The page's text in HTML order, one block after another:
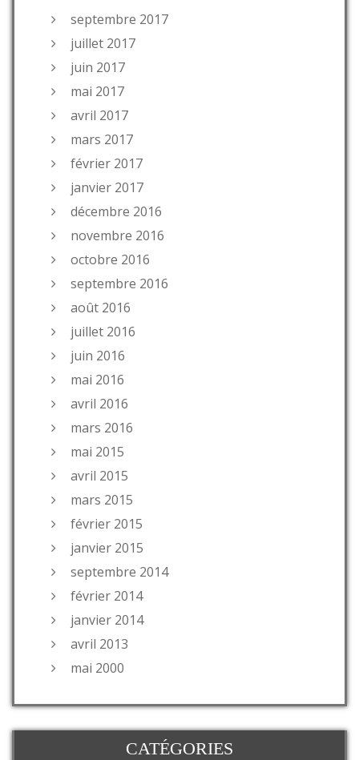
septembre 2017
juillet 2017
juin 2017
mai 2017
avril 2017
mars 2017
février 2017
janvier 2017
décembre 2016
novembre 2016
octobre 2016
septembre 2016
août 2016
juillet 2016
juin 2016
mai 2016
avril 2016
mars 2016
mai 2015
avril 2015
mars 2015
février 2015
janvier 2015
septembre 2014
février 2014
janvier 2014
avril 2013
mai 2000
CATÉGORIES